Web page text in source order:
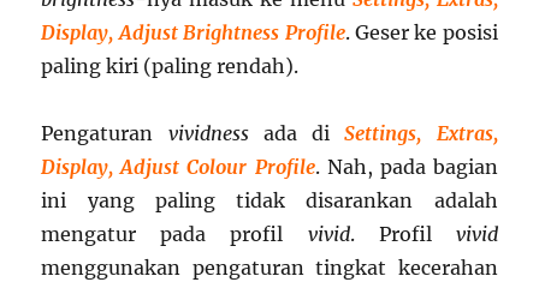
Display, Adjust Brightness Profile. Geser ke posisi
paling kiri (paling rendah).
Pengaturan vividnessada diSettings, Extras,
Display, Adjust Colour Profile. Nah, pada bagian
ini yang paling tidak disarankan adalah
mengatur pada profil vivid. Profil vivid
menggunakan pengaturan tingkat kecerahan